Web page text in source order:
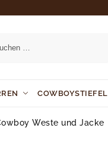
COWBOYSTIEFEL
Weste und Jacke